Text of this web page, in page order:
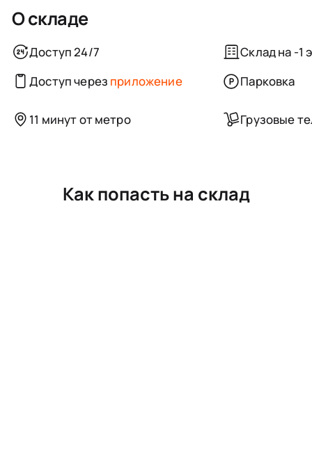
О складе
Доступ 24/7
Склад на -1
Доступ через приложение Парковка
11 минут от метро Грузовые
Как попасть на склад